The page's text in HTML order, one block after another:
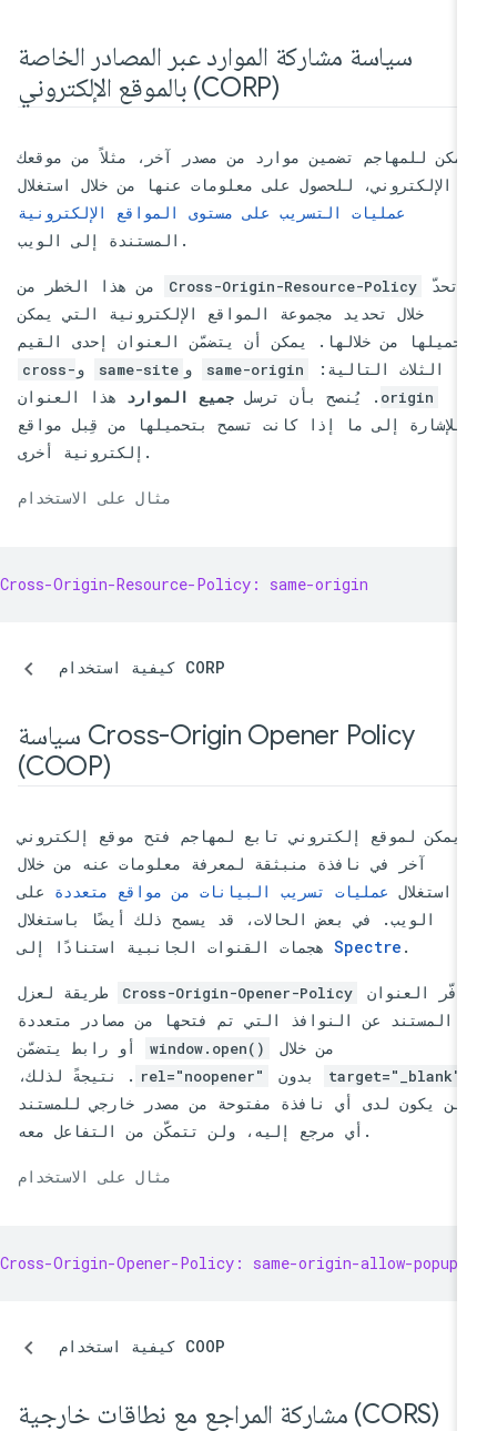
سياسة مشاركة الموارد عبر المصادر الخاصة
بالموقع الإلكتروني (CORP)
يمكن للمهاجم تضمين موارد من مصدر آخر، مثلاً من موقعك
الإلكتروني، للحصول على معلومات عنها من خلال استغلال
عمليات التسريب على مستوى المواقع الإلكترونية
تحدّ Cross-Origin-Resource-Policy من هذا الخطر من
خلال تحديد مجموعة المواقع الإلكترونية التي يمكن
تحميلها من خلالها. يمكن أن يتضمّن العنوان إحدى القيم
الثلاث التالية: same-origin و same-site وcross-
origin. يُنصح بأن ترسلجميع الموارد هذا العنوان
للإشارة إلى ما إذا كانت تسمح بتحميلها من قِبل مواقع
مثال على الاستخدام
Cross-Origin-Resource-Policy: same-origin
كيفية استخدام CORP
سياسة Cross-Origin Opener Policy
(COOP)
يمكن لموقع إلكتروني تابع لمهاجم فتح موقع إلكتروني
آخر في نافذة منبثقة لمعرفة معلومات عنه من خلال
استغلالعمليات تسريب البيانات من مواقع متعددةعلى
الويب. في بعض الحالات، قد يسمح ذلك أيضًا باستغلال
هجمات القنوات الجانبية استنادًا إلىSpectre
العنوان Cross-Origin-Opener-Policy طريقة لعزل
المستند عن النوافذ التي تم فتحها من مصادر متعددة
من خلال window.open() أو رابط يتضمّن
target="_blank" بدون rel="noopener" . نتيجةً لذلك،
لن يكون لدى أي نافذة مفتوحة من مصدر خارجي للمستند
مثال على الاستخدام
Cross-Origin-Opener-Policy: same-origin-allow-popups
كيفية استخدام COOP
مشاركة المراجع مع نطاقات خارجية (CORS)